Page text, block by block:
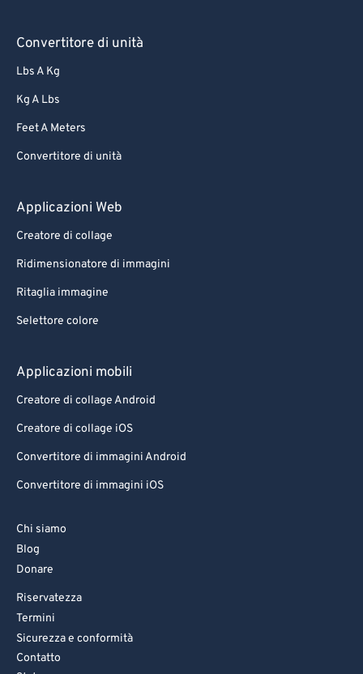
Convertitore di unità
Lbs A Kg
Kg A Lbs
Feet A Meters
Convertitore di unità
Applicazioni Web
Creatore di collage
Ridimensionatore di immagini
Ritaglia immagine
Selettore colore
Applicazioni mobili
Creatore di collage Android
Creatore di collage iOS
Convertitore di immagini Android
Convertitore di immagini iOS
Chi siamo
Blog
Donare
Riservatezza
Termini
Sicurezza e conformità
Contatto